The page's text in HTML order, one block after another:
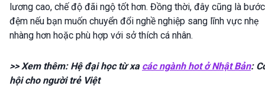
lương cao, chế độ đãi ngộ tốt hơn. Đồng thời, đây cũng là bước
đệm nếu bạn muốn chuyển đổi nghề nghiệp sang lĩnh vực nhẹ
nhàng hơn hoặc phù hợp với sở thích cá nhân.
>> Xem thêm: Hệ đại học từ xa các ngành hot ở Nhật Bản:
hội cho người trẻ Việt